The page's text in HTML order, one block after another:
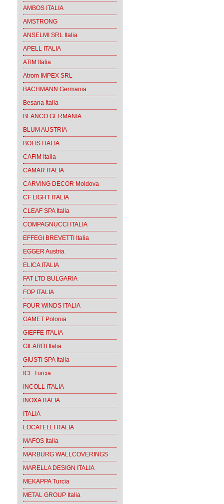
AMBOS ITALIA
AMSTRONG
ANSELMI SRL Italia
APELL ITALIA
ATIM Italia
Atrom IMPEX SRL
BACHMANN Germania
Besana Italia
BLANCO GERMANIA
BLUM AUSTRIA
BOLIS ITALIA
CAFIM Italia
CAMAR ITALIA
CARVING DECOR Moldova
CF LIGHT ITALIA
CLEAF SPA Italia
COMPAGNUCCI ITALIA
EFFEGI BREVETTI Italia
EGGER Austria
ELICA ITALIA
FAT LTD BULGARIA
FOP ITALIA
FOUR WINDS ITALIA
GAMET Polonia
GIEFFE ITALIA
GILARDI Italia
GIUSTI SPA Italia
ICF Turcia
INCOLL ITALIA
INOXA ITALIA
ITALIA
LOCATELLI ITALIA
MAFOS Italia
MARBURG WALLCOVERINGS
MARELLA DESIGN ITALIA
MEKAPPA Turcia
METAL GROUP Italia